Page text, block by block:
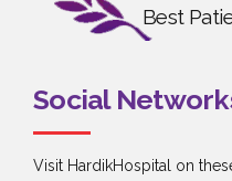
Best
Social
Visit HardikHospital on